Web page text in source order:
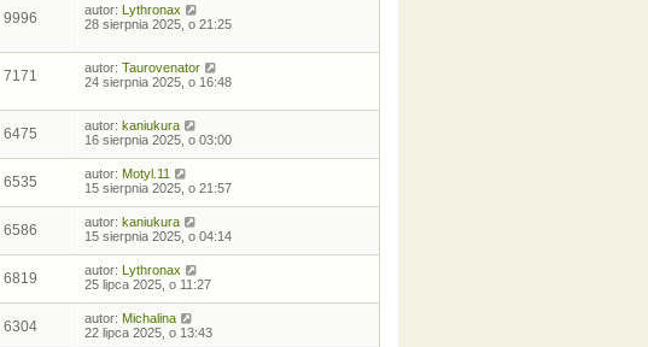
9996 autor: Lythronax
28 sierpnia 2025, o 21:25
7171 autor: Taurovenator
24 sierpnia 2025, o 16:48
6475 autor: kaniukura
16 sierpnia 2025, o 03:00
6535 autor: Motyl.11
15 sierpnia 2025, o 21:57
6586 autor: kaniukura
15 sierpnia 2025, o 04:14
6819 autor: Lythronax
25 lipca 2025, o 11:27
6304 autor: Michalina
22 lipca 2025, o 13:43